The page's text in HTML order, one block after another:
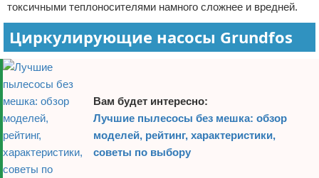
токсичными теплоносителями намного сложнее и вредней.
Циркулирующие насосы Grundfos
Вам будет интересно:
Лучшие пылесосы без мешка: обзор
моделей, рейтинг, характеристики,
советы по выбору